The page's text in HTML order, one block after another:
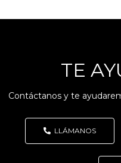
TE
Contáctanos y te
LLÁMANOS